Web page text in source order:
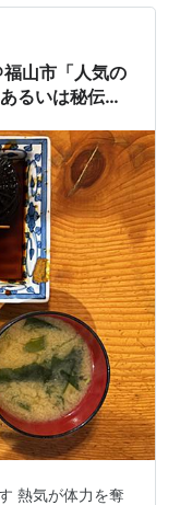
もちょっとうれし
い買ってしまっ
山市「人気の
るいは秘伝の
熱気が体力を奪